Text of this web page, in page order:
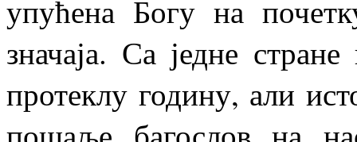
упућена Богу на
значаја. Са једне
протеклу годину, али